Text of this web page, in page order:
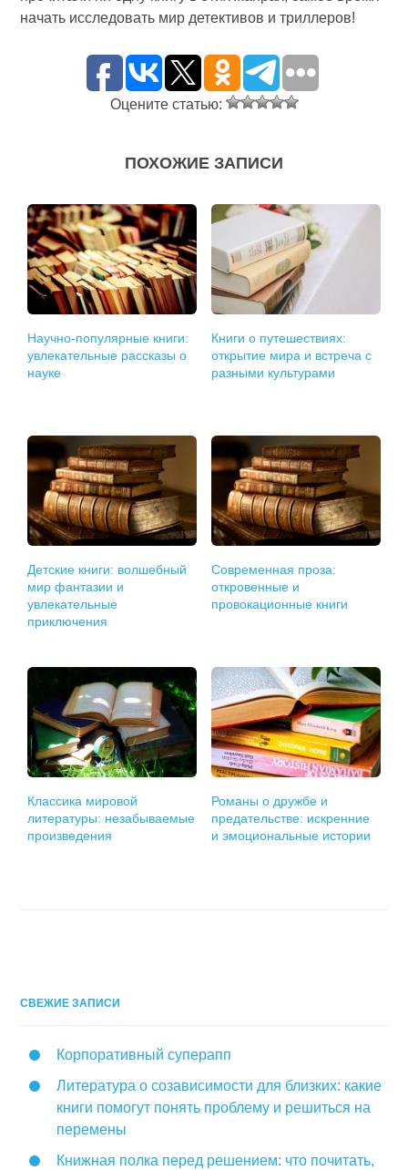
начать исследовать мир детективов и триллеров!
Оцените статью:
ПОХОЖИЕ ЗАПИСИ
Научно-популярные книги:
увлекательные рассказы о
науке
Книги о путешествиях:
открытие мира и встреча с
разными культурами
Детские книги: волшебный
мир фантазии и
увлекательные
приключения
Современная проза:
откровенные и
провокационные книги
Классика мировой
литературы: незабываемые
произведения
Романы о дружбе и
предательстве: искренние
и эмоциональные истории
СВЕЖИЕ ЗАПИСИ
Корпоративный суперапп
Литература о созависимости для близких: какие
книги помогут понять проблему и решиться на
перемены
Книжная полка перед решением: что почитать,